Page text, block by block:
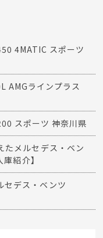
4MATIC スポーツ
ラインプラス
スポーツ 神奈川県
たメルセデス・ベン
紹介】
セデス・ベンツ